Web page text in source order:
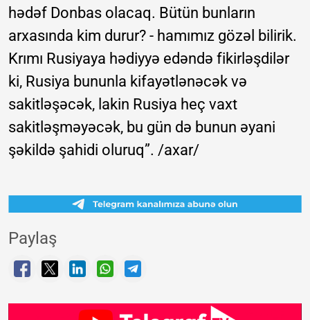
hədəf Donbas olacaq. Bütün bunların
arxasında kim durur? - hamımız gözəl bilirik.
Krımı Rusiyaya hədiyyə edəndə fikirləşdilər
ki, Rusiya bununla kifayətlənəcək və
sakitləşəcək, lakin Rusiya heç vaxt
sakitləşməyəcək, bu gün də bunun əyani
şəkildə şahidi oluruq”. /axar/
Paylaş